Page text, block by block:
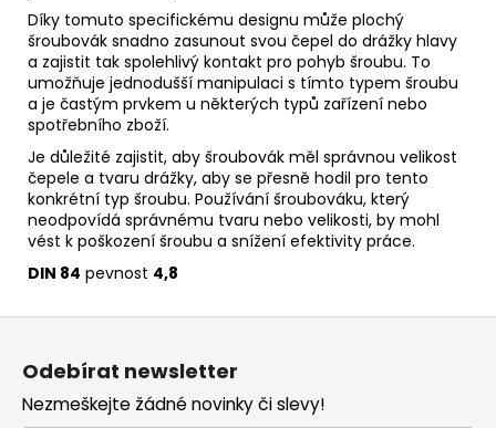
Díky tomuto specifickému designu může plochý
šroubovák snadno zasunout svou čepel do drážky hlavy
a zajistit tak spolehlivý kontakt pro pohyb šroubu. To
umožňuje jednodušší manipulaci s tímto typem šroubu
a je častým prvkem u některých typů zařízení nebo
spotřebního zboží.
Je důležité zajistit, aby šroubovák měl správnou velikost
čepele a tvaru drážky, aby se přesně hodil pro tento
konkrétní typ šroubu. Používání šroubováku, který
neodpovídá správnému tvaru nebo velikosti, by mohl
vést k poškození šroubu a snížení efektivity práce.
DIN 84 pevnost 4,8
Z
Odebírat newsletter
Nezmeškejte žádné novinky či slevy!